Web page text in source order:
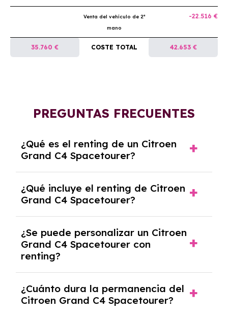
Venta del vehículo de 2ª
mano
-22.516 €
35.760 € COSTE TOTAL 42.653 €
PREGUNTAS FRECUENTES
¿Qué es el renting de un Citroen
Grand C4 Spacetourer?
Spacetourer es un contrato de alquiler a
largo plazo en el que pagas una cuota
mensual fija por el uso del coche durante un
periodo determinado, generalmente entre 2 y
5 años.
¿Qué incluye el renting de Citroen
Grand C4 Spacetourer?
seguro a todo riesgo, mantenimiento,
reparaciones, impuestos, asistencia en
carretera y gestión de la documentación.
¿Se puede personalizar un Citroen
Grand C4 Spacetourer con
renting?
opciones y equipamiento adicional, siempre y
cuando lo pactes con la empresa de renting.
¿Cuánto dura la permanencia del
Citroen Grand C4 Spacetourer?